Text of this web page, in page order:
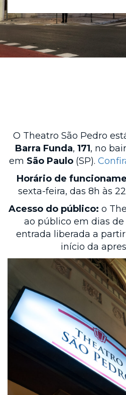
O Theatro São Pedro
Barra Funda, 171, no
em São Paulo(SP).
Horário de
sexta-feira, das 8h às
Acesso do público: o
ao público em dias
entrada liberada a
início da